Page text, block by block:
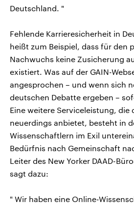
Deutschland. "
Fehlende Karrieresicherheit in
heißt zum Beispiel, dass für den
Nachwuchs keine Zusicherung
existiert. Was auf der GAIN-
angesprochen – und wenn sich
deutschen Debatte ergeben –
Eine weitere Serviceleistung, die
neuerdings anbietet, besteht in
Wissenschaftlern im Exil
Bedürfnis nach Gemeinschaft
Leiter des New Yorker DAAD-
sagt dazu:
" Wir haben eine Online-